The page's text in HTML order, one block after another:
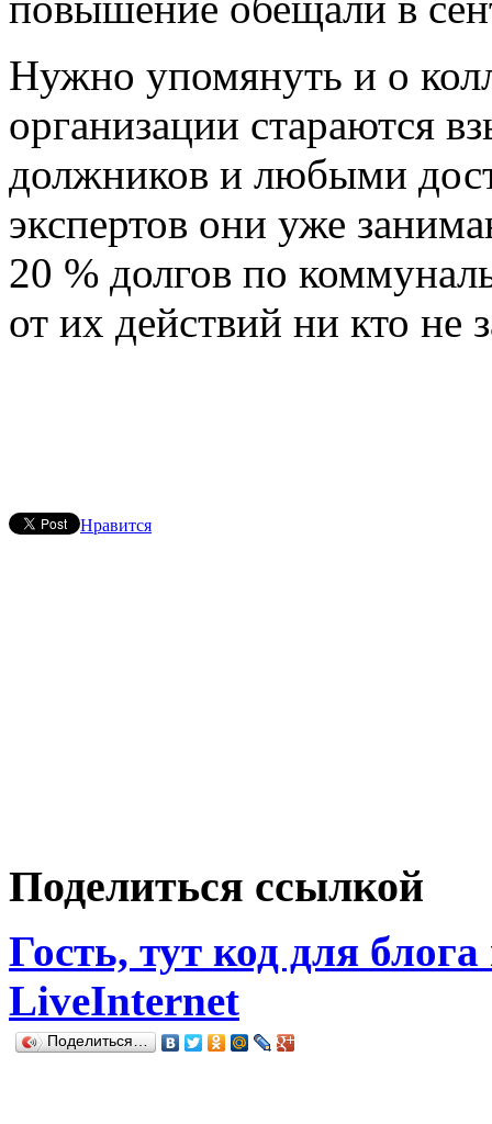
Нужно упомянуть и о
организации стараются
должников и любыми
экспертов они уже
20 % долгов по
от их действий ни кто не
Нравится
Поделиться ссылкой
Гость, тут код для
LiveInternet
Поделиться…